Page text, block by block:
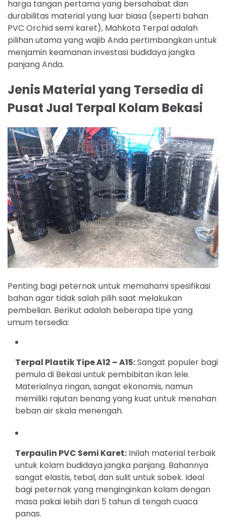
harga tangan pertama yang bersahabat dan
durabilitas material yang luar biasa (seperti bahan
PVC Orchid semi karet), Mahkota Terpal adalah
pilihan utama yang wajib Anda pertimbangkan untuk
menjamin keamanan investasi budidaya jangka
panjang Anda.
Jenis Material yang Tersedia di
Pusat Jual Terpal Kolam Bekasi
Penting bagi peternak untuk memahami spesifikasi
bahan agar tidak salah pilih saat melakukan
pembelian. Berikut adalah beberapa tipe yang
umum tersedia:
Terpal Plastik Tipe A12 – A15:Sangat populer bagi
pemula di Bekasi untuk pembibitan ikan lele.
Materialnya ringan, sangat ekonomis, namun
memiliki rajutan benang yang kuat untuk menahan
beban air skala menengah.
Terpaulin PVC Semi Karet: Inilah material terbaik
untuk kolam budidaya jangka panjang. Bahannya
sangat elastis, tebal, dan sulit untuk sobek. Ideal
bagi peternak yang menginginkan kolam dengan
masa pakai lebih dari 5 tahun di tengah cuaca
panas.